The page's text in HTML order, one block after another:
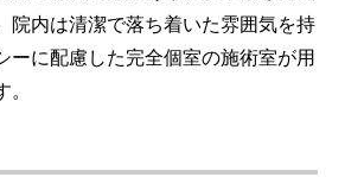
院内は清潔で落ち着いた雰囲気を持
ーに配慮した完全個室の施術室が用